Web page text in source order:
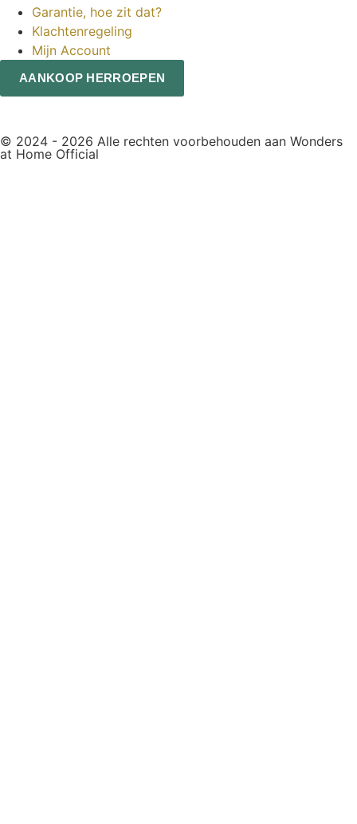
Garantie, hoe zit dat?
Klachtenregeling
Mijn Account
AANKOOP HERROEPEN
© 2024 - 2026 Alle rechten voorbehouden aan Wonders
at Home Official